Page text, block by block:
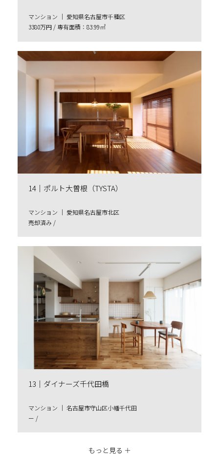
マンション ｜ 愛知県名古屋市千種区
3380万円 / 専有面積：83.99㎡
14｜ポルト大曽根（TYSTA）
マンション ｜ 愛知県名古屋市北区
売却済み /
13｜ダイナーズ千代田橋
マンション ｜ 名古屋市守⼭区⼩幡千代⽥
ー /
もっと見る ＋